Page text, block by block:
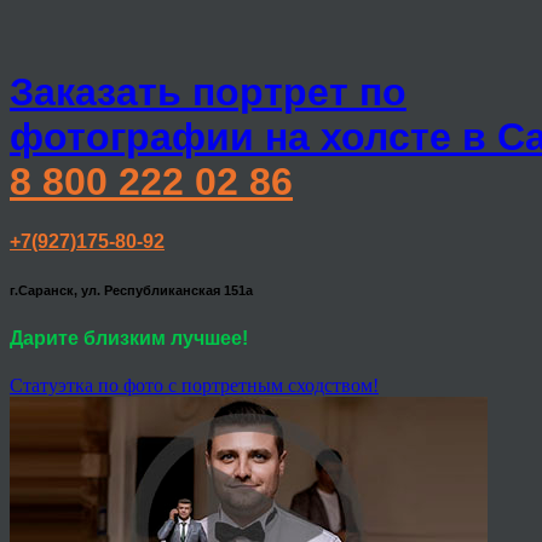
Заказать портрет по
фотографии на холсте в
8 800 222 02 86
+7(927)175-80-92
г.Саранск, ул. Республиканская 151а
Дарите близким лучшее!
Статуэтка по фото с портретным сходством!